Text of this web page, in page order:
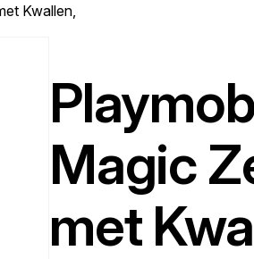
Kwallen,
Magic
met